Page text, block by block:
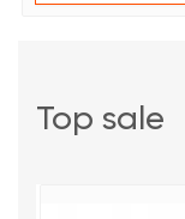
top sale